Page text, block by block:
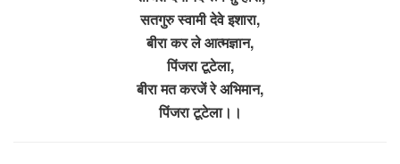
सतगुरु स्वामी देवे इशारा,
बीरा कर ले आत्मज्ञान,
पिंजरा टूटेला,
बीरा मत करजें रे अभिमान,
पिंजरा टूटेला।।